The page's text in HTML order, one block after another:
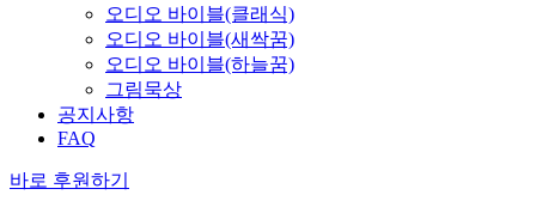
오디오 바이블(클래식)
오디오 바이블(새싹꿈)
오디오 바이블(하늘꿈)
그림묵상
공지사항
FAQ
바로 후원하기